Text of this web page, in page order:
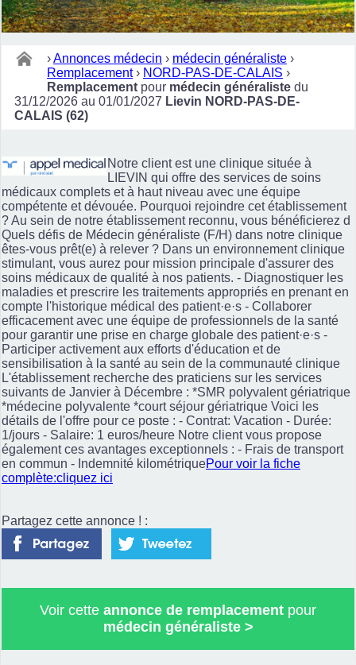
›Annonces médecin › médecin généraliste ›
Remplacement › NORD-PAS-DE-CALAIS ›
Remplacement pour médecin généraliste du
31/12/2026 au 01/01/2027 Lievin NORD-PAS-DE-
CALAIS (62)
Notre client est une clinique située à
LIEVIN qui offre des services de soins
médicaux complets et à haut niveau avec une équipe
compétente et dévouée. Pourquoi rejoindre cet établissement
? Au sein de notre établissement reconnu, vous bénéficierez d
Quels défis de Médecin généraliste (F/H) dans notre clinique
êtes-vous prêt(e) à relever ? Dans un environnement clinique
stimulant, vous aurez pour mission principale d'assurer des
soins médicaux de qualité à nos patients. - Diagnostiquer les
maladies et prescrire les traitements appropriés en prenant en
compte l'historique médical des patient·e·s - Collaborer
efficacement avec une équipe de professionnels de la santé
pour garantir une prise en charge globale des patient·e·s -
Participer activement aux efforts d'éducation et de
sensibilisation à la santé au sein de la communauté clinique
L'établissement recherche des praticiens sur les services
suivants de Janvier à Décembre : *SMR polyvalent gériatrique
*médecine polyvalente *court séjour gériatrique Voici les
détails de l'offre pour ce poste : - Contrat: Vacation - Durée:
1/jours - Salaire: 1 euros/heure Notre client vous propose
également ces avantages exceptionnels : - Frais de transport
en commun - Indemnité kilométriquePour voir la fiche
complète:cliquez ici
Partagez cette annonce ! :
Voir cette annonce de remplacement pour
médecin généraliste>